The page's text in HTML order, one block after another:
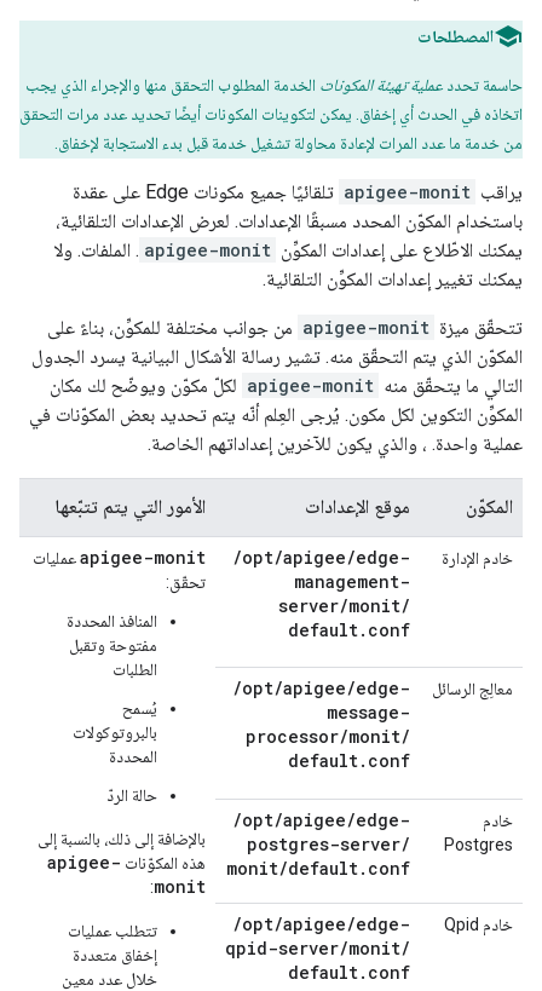
المصطلحات
حاسمة تحدد عملية تهيئة المكونات الخدمة المطلوب التحقق منها والإجراء الذي يجب
اتخاذه في الحدث أي إخفاق. يمكن لتكوينات المكونات أيضًا تحديد عدد مرات التحقق
من خدمة ما عدد المرات لإعادة محاولة تشغيل خدمة قبل بدء الاستجابة لإخفاق.
يراقب apigee-monit
تلقائيًا جميع مكونات Edge على عقدة
باستخدام المكوّن المحدد مسبقًا الإعدادات. لعرض الإعدادات التلقائية،
يمكنك الاطّلاع على إعدادات المكوِّن apigee-monit . الملفات. ولا
يمكنك تغيير إعدادات المكوِّن التلقائية.
تتحقّق ميزة apigee-monit من جوانب مختلفة للمكوِّن، بناءً على
المكوّن الذي يتم التحقّق منه. تشير رسالة الأشكال البيانية يسرد الجدول
التالي ما يتحقّق منه apigee-monit لكلّ مكوّن ويوضّح لك مكان
المكوِّن التكوين لكل مكون. يُرجى العِلم أنّه يتم تحديد بعض المكوّنات في
عملية واحدة. ، والذي يكون للآخرين إعداداتهم الخاصة.
المكوّن موقع الإعدادات الأمور التي يتم تتبّعها
خادم الإدارة /opt/apigee/edge-
management-
server/monit/
default. conf
apigee-monitعمليات
تحقّق:
المنافذ المحددة
مفتوحة وتقبل
الطلبات
يُسمح
بالبروتوكولات
المحددة
حالة الردّ
بالإضافة إلى ذلك، بالنسبة إلى
هذه المكوّنات apigee-
monit
:
تتطلب عمليات
إخفاق متعددة
خلال عدد معين
معالِج الرسائل /opt/apigee/edge-
message-
processor/monit/
default. conf
خادم
Postgres
/opt/apigee/edge-
postgres-server/
monit/default. conf
خادم Qpid /opt/apigee/edge-
qpid-server/monit/
default. conf